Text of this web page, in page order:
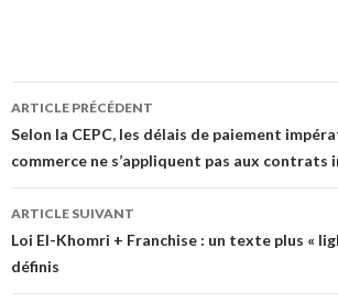
Navigation
des
articles
ARTICLE PRÉCÉDENT
Selon la CEPC, les délais de paiement
commerce ne s’appliquent pas aux
ARTICLE SUIVANT
Loi El-Khomri + Franchise : un texte plus «
définis